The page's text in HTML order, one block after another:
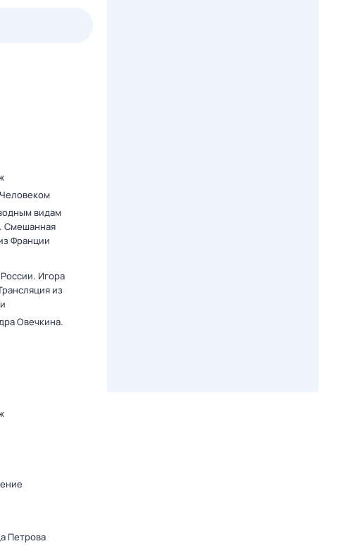
видам
Смешанная
Франции
Игора
из
Овечкина.
Петрова